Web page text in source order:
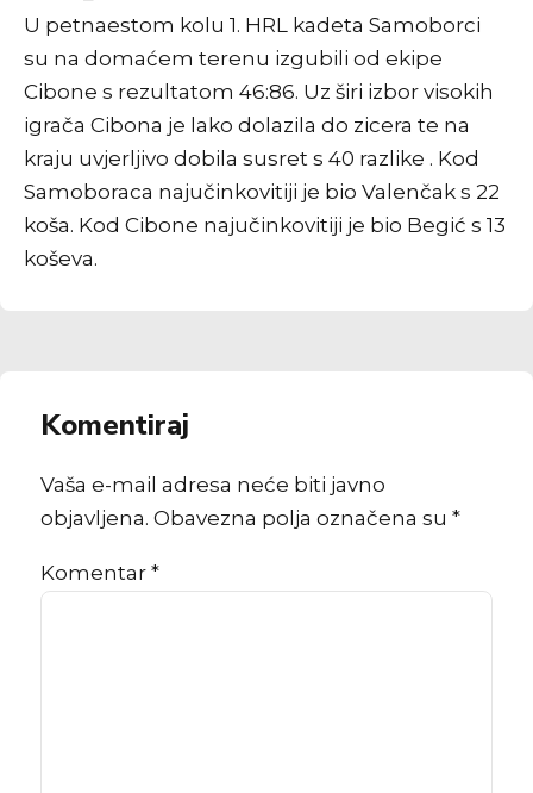
U petnaestom kolu 1. HRL kadeta Samoborci
su na domaćem terenu izgubili od ekipe
Cibone s rezultatom 46:86. Uz širi izbor visokih
igrača Cibona je lako dolazila do zicera te na
kraju uvjerljivo dobila susret s 40 razlike . Kod
Samoboraca najučinkovitiji je bio Valenčak s 22
koša. Kod Cibone najučinkovitiji je bio Begić s 13
koševa.
Komentiraj
Vaša e-mail adresa neće biti javno
objavljena. Obavezna polja označena su *
Komentar *